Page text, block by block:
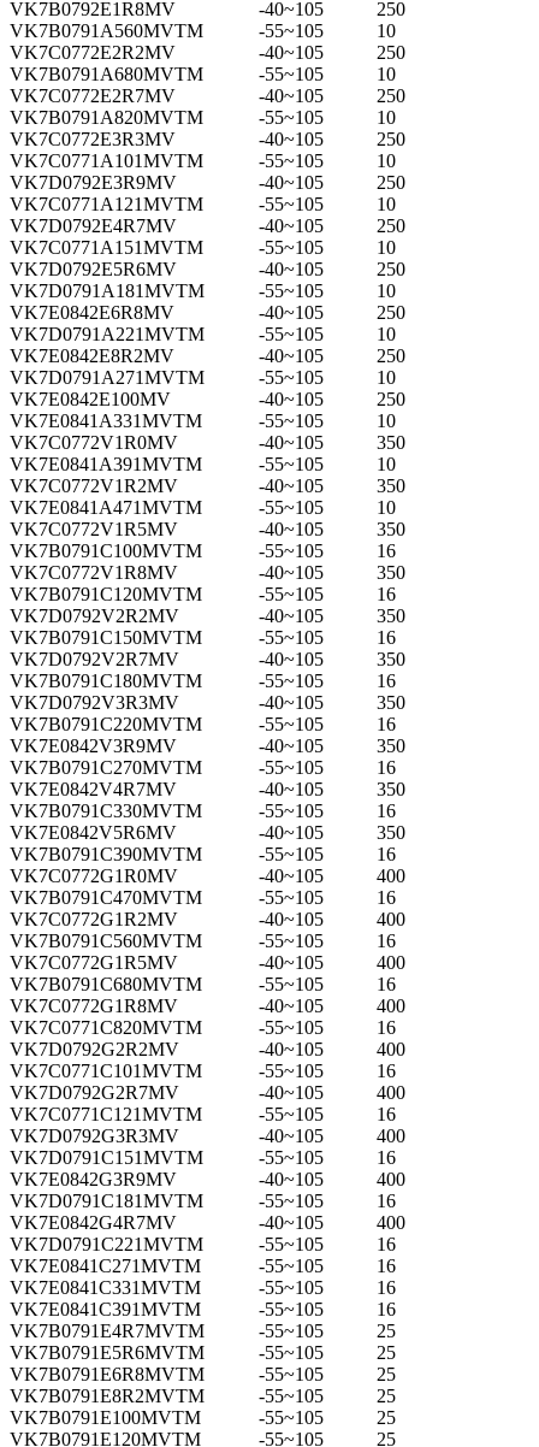
VK7B0792E1R8MV
-40~105
250
VK7B0791A560MVTM
-55~105
10
VK7C0772E2R2MV
-40~105
250
VK7B0791A680MVTM
-55~105
10
VK7C0772E2R7MV
-40~105
250
VK7B0791A820MVTM
-55~105
10
VK7C0772E3R3MV
-40~105
250
VK7C0771A101MVTM
-55~105
10
VK7D0792E3R9MV
-40~105
250
VK7C0771A121MVTM
-55~105
10
VK7D0792E4R7MV
-40~105
250
VK7C0771A151MVTM
-55~105
10
VK7D0792E5R6MV
-40~105
250
VK7D0791A181MVTM
-55~105
10
VK7E0842E6R8MV
-40~105
250
VK7D0791A221MVTM
-55~105
10
VK7E0842E8R2MV
-40~105
250
VK7D0791A271MVTM
-55~105
10
VK7E0842E100MV
-40~105
250
VK7E0841A331MVTM
-55~105
10
VK7C0772V1R0MV
-40~105
350
VK7E0841A391MVTM
-55~105
10
VK7C0772V1R2MV
-40~105
350
VK7E0841A471MVTM
-55~105
10
VK7C0772V1R5MV
-40~105
350
VK7B0791C100MVTM
-55~105
16
VK7C0772V1R8MV
-40~105
350
VK7B0791C120MVTM
-55~105
16
VK7D0792V2R2MV
-40~105
350
VK7B0791C150MVTM
-55~105
16
VK7D0792V2R7MV
-40~105
350
VK7B0791C180MVTM
-55~105
16
VK7D0792V3R3MV
-40~105
350
VK7B0791C220MVTM
-55~105
16
VK7E0842V3R9MV
-40~105
350
VK7B0791C270MVTM
-55~105
16
VK7E0842V4R7MV
-40~105
350
VK7B0791C330MVTM
-55~105
16
VK7E0842V5R6MV
-40~105
350
VK7B0791C390MVTM
-55~105
16
VK7C0772G1R0MV
-40~105
400
VK7B0791C470MVTM
-55~105
16
VK7C0772G1R2MV
-40~105
400
VK7B0791C560MVTM
-55~105
16
VK7C0772G1R5MV
-40~105
400
VK7B0791C680MVTM
-55~105
16
VK7C0772G1R8MV
-40~105
400
VK7C0771C820MVTM
-55~105
16
VK7D0792G2R2MV
-40~105
400
VK7C0771C101MVTM
-55~105
16
VK7D0792G2R7MV
-40~105
400
VK7C0771C121MVTM
-55~105
16
VK7D0792G3R3MV
-40~105
400
VK7D0791C151MVTM
-55~105
16
VK7E0842G3R9MV
-40~105
400
VK7D0791C181MVTM
-55~105
16
VK7E0842G4R7MV
-40~105
400
VK7D0791C221MVTM
-55~105
16
VK7E0841C271MVTM
-55~105
16
VK7E0841C331MVTM
-55~105
16
VK7E0841C391MVTM
-55~105
16
VK7B0791E4R7MVTM
-55~105
25
VK7B0791E5R6MVTM
-55~105
25
VK7B0791E6R8MVTM
-55~105
25
VK7B0791E8R2MVTM
-55~105
25
VK7B0791E100MVTM
-55~105
25
VK7B0791E120MVTM
-55~105 25